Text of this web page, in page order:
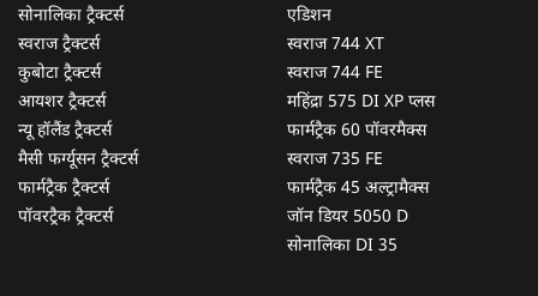
सोनालिका ट्रैक्टर्स
स्वराज ट्रैक्टर्स
कुबोटा ट्रैक्टर्स
आयशर ट्रैक्टर्स
न्यू हॉलैंड ट्रैक्टर्स
मैसी फर्ग्यूसन ट्रैक्टर्स
फार्मट्रैक ट्रैक्टर्स
पॉवरट्रैक ट्रैक्टर्स
एडिशन
स्वराज 744 XT
स्वराज 744 FE
महिंद्रा 575 DI XP प्लस
फार्मट्रैक 60 पॉवरमैक्स
स्वराज 735 FE
फार्मट्रैक 45 अल्ट्रामैक्स
जॉन डियर 5050 D
सोनालिका DI 35